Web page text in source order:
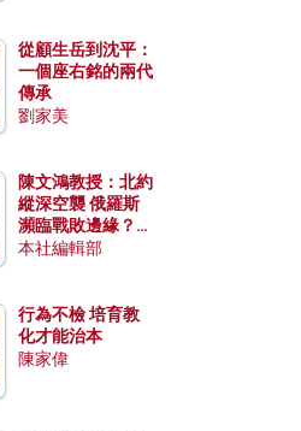
從顧生岳到沈平：
一個座右銘的兩代
傳承
劉家美
陳文鴻教授：北約
縱深空襲 俄羅斯
瀕臨戰敗邊緣？中
國零部件能左右戰
本社編輯部
行為不檢 培育教
化才能治本
陳家偉